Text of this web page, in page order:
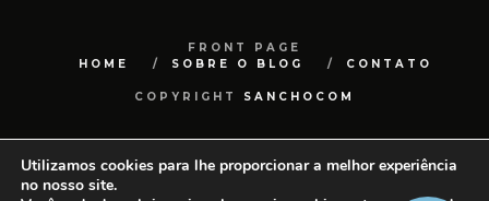
FRONT PAGE
HOME
SOBRE O BLOG CONTATO
COPYRIGHT SANCHOCOM
Utilizamos cookies para lhe proporcionar a melhor experiência
no nosso site.